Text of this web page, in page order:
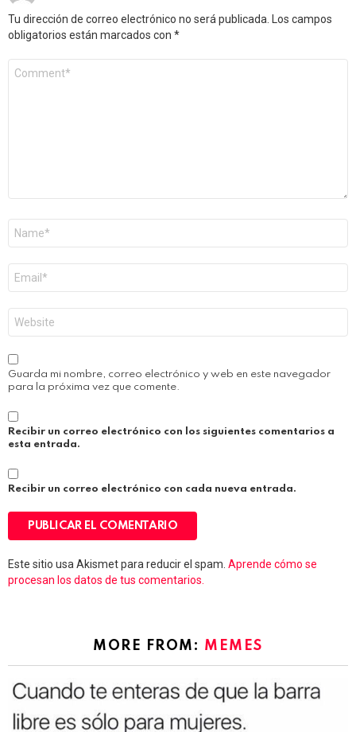
Tu dirección de correo electrónico no será publicada.
Los campos
obligatorios están marcados con *
electrónico
*
Guarda mi nombre, correo electrónico y web en este navegador
para la próxima vez que comente.
Recibir un correo electrónico con los siguientes comentarios a
esta entrada.
Recibir un correo electrónico con cada nueva entrada.
Este sitio usa Akismet para reducir el spam. Aprende cómo se
procesan los datos de tus comentarios.
MORE FROM: MEMES